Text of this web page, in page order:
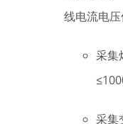
线电流电压
采集
采集